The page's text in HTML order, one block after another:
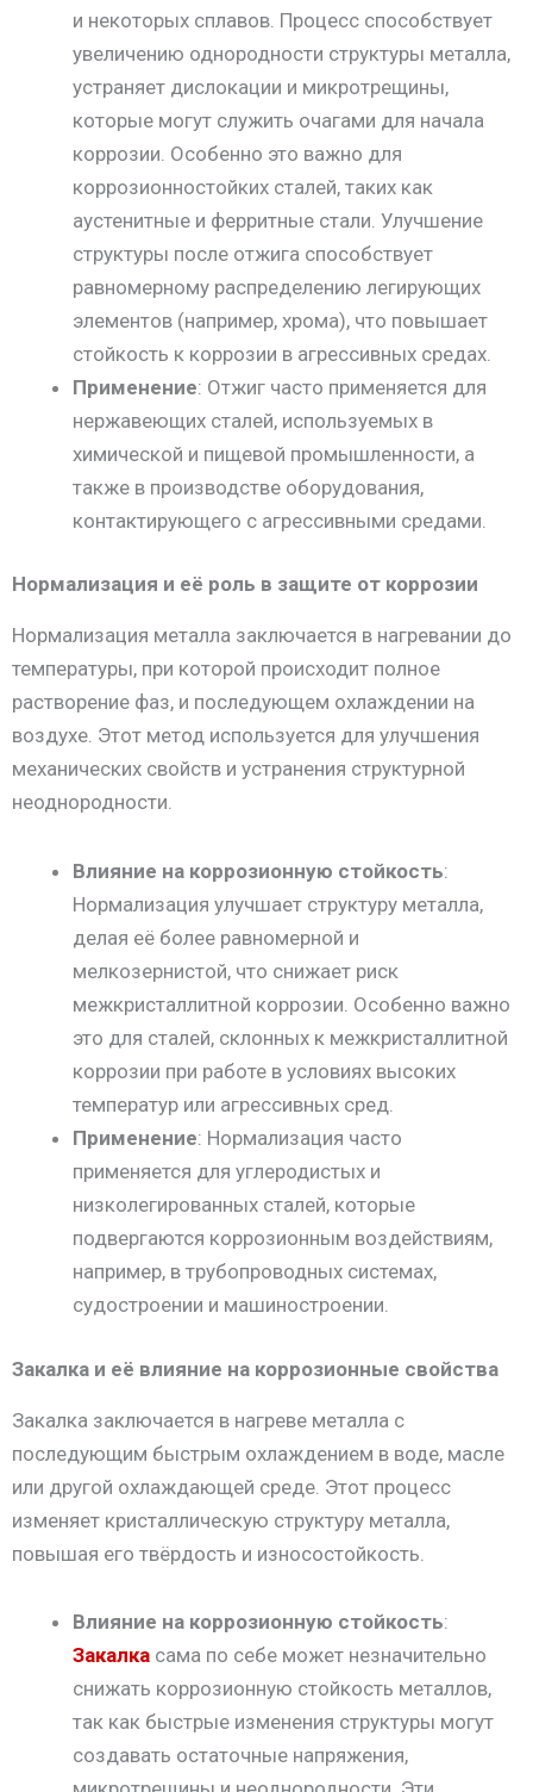
и некоторых сплавов. Процесс способствует
увеличению однородности структуры металла,
устраняет дислокации и микротрещины,
которые могут служить очагами для начала
коррозии. Особенно это важно для
коррозионностойких сталей, таких как
аустенитные и ферритные стали. Улучшение
структуры после отжига способствует
равномерному распределению легирующих
элементов (например, хрома), что повышает
стойкость к коррозии в агрессивных средах.
Применение: Отжиг часто применяется для
нержавеющих сталей, используемых в
химической и пищевой промышленности, а
также в производстве оборудования,
контактирующего с агрессивными средами.
Нормализация и её роль в защите от коррозии
Нормализация металла заключается в нагревании до
температуры, при которой происходит полное
растворение фаз, и последующем охлаждении на
воздухе. Этот метод используется для улучшения
механических свойств и устранения структурной
неоднородности.
Влияние на коррозионную стойкость:
Нормализация улучшает структуру металла,
делая её более равномерной и
мелкозернистой, что снижает риск
межкристаллитной коррозии. Особенно важно
это для сталей, склонных к межкристаллитной
коррозии при работе в условиях высоких
температур или агрессивных сред.
Применение: Нормализация часто
применяется для углеродистых и
низколегированных сталей, которые
подвергаются коррозионным воздействиям,
например, в трубопроводных системах,
судостроении и машиностроении.
Закалка и её влияние на коррозионные свойства
Закалка заключается в нагреве металла с
последующим быстрым охлаждением в воде, масле
или другой охлаждающей среде. Этот процесс
изменяет кристаллическую структуру металла,
повышая его твёрдость и износостойкость.
Влияние на коррозионную стойкость:
Закалка сама по себе может незначительно
снижать коррозионную стойкость металлов,
так как быстрые изменения структуры могут
создавать остаточные напряжения,